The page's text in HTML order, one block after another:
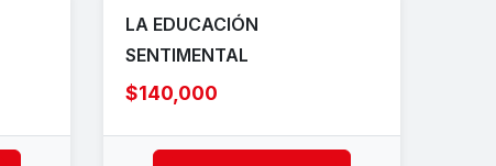
LA EDUCACIÓN
SENTIMENTAL
$140,000